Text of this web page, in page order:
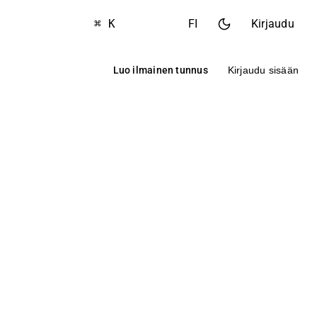
⌘ K FI Kirjaudu
Luo ilmainen tunnus Kirjaudu sisään